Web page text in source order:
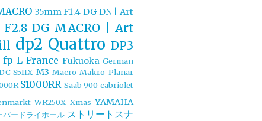
35mm F1.4 DG DN | Art
DG MACRO | Art
dp2 Quattro DP3
fp L France Fukuoka German
S5IIX M3 Macro Makro-Planar
S1000RR Saab 900 cabriolet
WR250X Xmas YAMAHA
パードライホール ストリートスナ